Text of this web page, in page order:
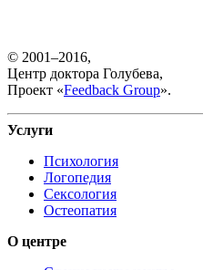
© 2001–2016,
Центр доктора Голубева,
Проект «Feedback Group».
Услуги
Психология
Логопедия
Сексология
Остеопатия
О центре